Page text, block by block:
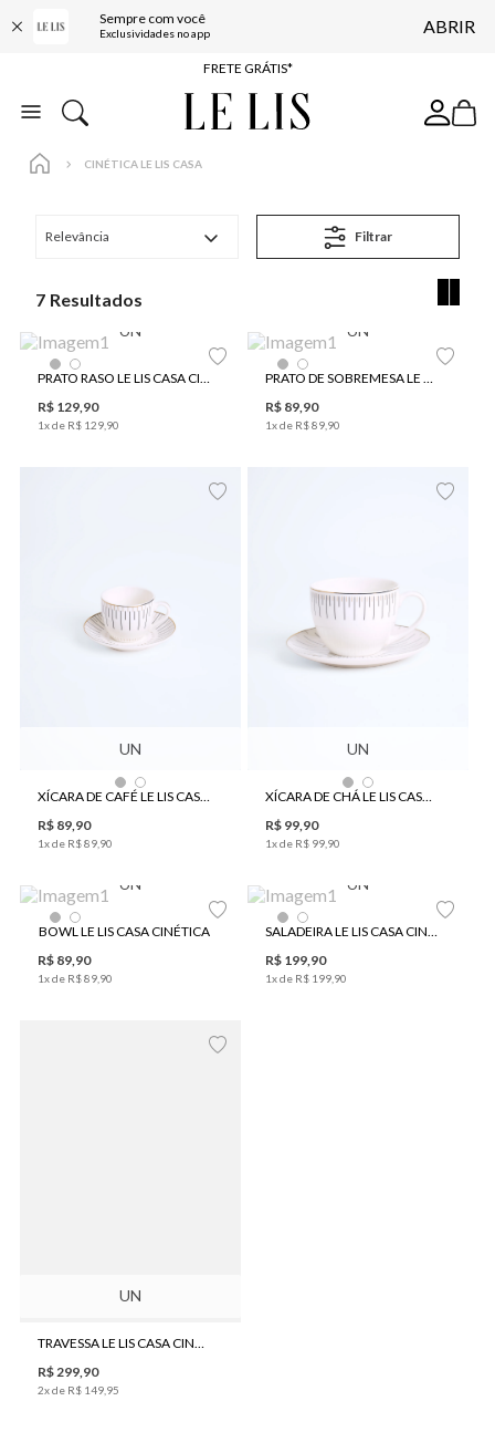
Sempre com você
Exclusividades no app ABRIR
ENTREGA EXPRESSA*
FRETE GRÁTIS*
BAIXE O APP
CINÉTICA LE LIS CASA
Relevância Filtrar
7
UN
PRATO RASO LE LIS CASA CINÉTICA
R$ 129,90
1x de R$ 129 90
UN
PRATO DE SOBREMESA LE LIS CASA CINÉTICA
R$ 89,90
1x de R$89 90
UN
XÍCARA DE CAFÉ LE LIS CASA CINÉTICA
R$ 89 90
1x de R$89 90
UN
XÍCARA DE CHÁ LE LIS CASA CINÉTICA
R$ 99 90
1x de R$ 99 90
UN
BOWL LE LIS CASA CINÉTICA
R$ 89 90
1x de R$89 90
UN
SALADEIRA LE LIS CASA CINÉTICA
R$ 199 90
1x de R$ 199 90
UN
TRAVESSA LE LIS CASA CINÉTICA
R$299,90
2x de R$ 149 95